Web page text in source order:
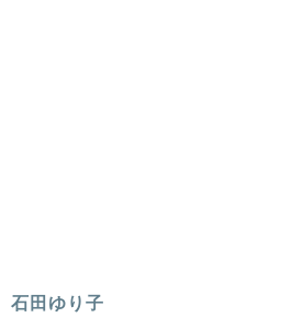
石田ゆり子